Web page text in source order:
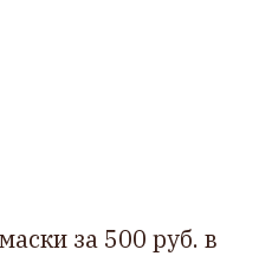
за 500 руб. в